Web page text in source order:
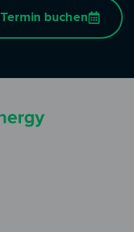
Termin buchen